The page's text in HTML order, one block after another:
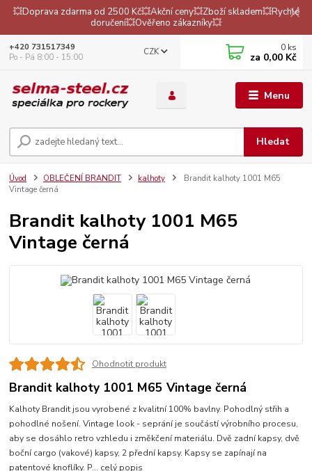
💥Doprava zdarma od 2500 Kč💥Akční ceny💥Zboží skladem💥Rychlé
doručení💥Ověřeno zákazníky💥
Menu
CZK
Hledat
+420 731517349
Po - Pá 8:00 - 15:00
0 ks
za 0,00 Kč
Úvod OBLEČENÍ BRANDIT kalhoty
Brandit kalhoty 1001 M65
Vintage černá
Brandit kalhoty 1001 M65
Vintage černá
Ohodnotit produkt
Brandit kalhoty 1001 M65 Vintage černá
Kalhoty Brandit jsou vyrobené z kvalitní 100% bavlny. Pohodlný střih a
pohodlné nošení. Vintage look - seprání je součástí výrobního procesu,
aby se dosáhlo retro vzhledu i změkčení materiálu. Dvě zadní kapsy, dvě
boční cargo (vakové) kapsy, 2 přední kapsy. Kapsy se zapínají na
patentové knoflíky. P... celý popis